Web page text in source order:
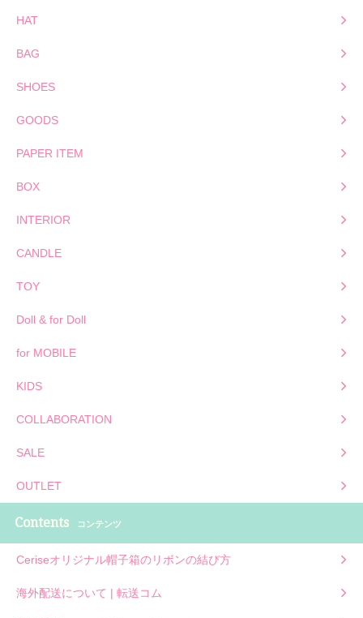
HAT
BAG
SHOES
GOODS
PAPER ITEM
BOX
INTERIOR
CANDLE
TOY
Doll & for Doll
for MOBILE
KIDS
COLLABORATION
SALE
OUTLET
Contents コンテンツ
Ceriseオリジナル帽子箱のリボンの結び方
海外配送について | 転送コム